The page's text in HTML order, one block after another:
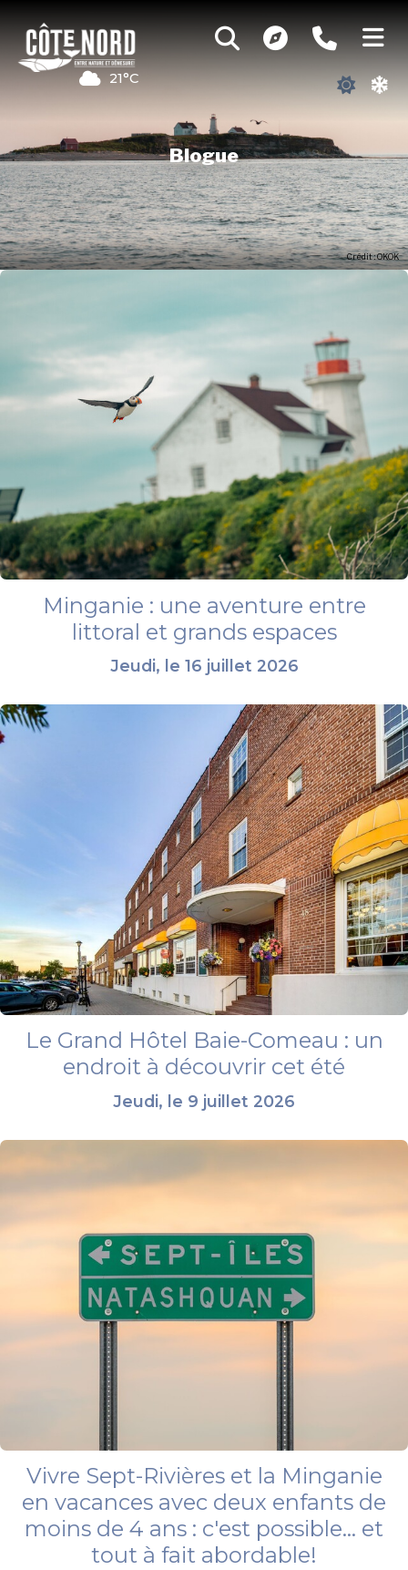
21°C
Blogue
Crédit : OKOK
Minganie : une aventure entre
littoral et grands espaces
Jeudi, le 16 juillet 2026
Le Grand Hôtel Baie-Comeau : un
endroit à découvrir cet été
Jeudi, le 9 juillet 2026
Vivre Sept-Rivières et la Minganie
en vacances avec deux enfants de
moins de 4 ans : c'est possible... et
tout à fait abordable!